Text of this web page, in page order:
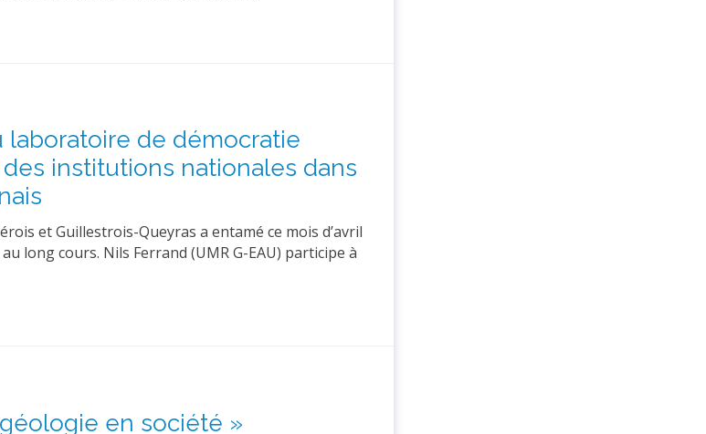
laboratoire de démocratie
institutions nationales dans
et Guillestrois-Queyras a entamé ce mois d’avril
long cours. Nils Ferrand (UMR G-EAU) participe à
en société »